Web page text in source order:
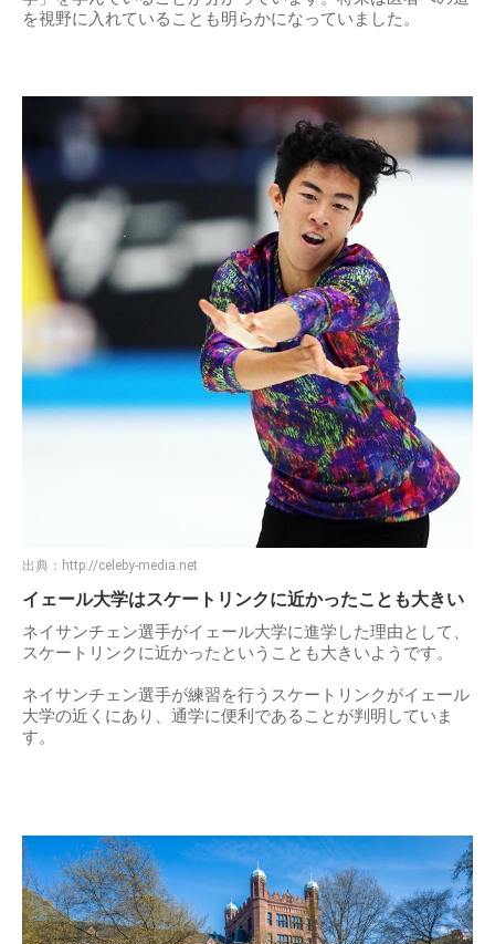
を視野に入れていることも明らかになっていました。
出典： http://celeby-media.net
イェール大学はスケートリンクに近かったことも大きい
ネイサンチェン選手がイェール大学に進学した理由として、
スケートリンクに近かったということも大きいようです。
ネイサンチェン選手が練習を行うスケートリンクがイェール
大学の近くにあり、通学に便利であることが判明していま
す。